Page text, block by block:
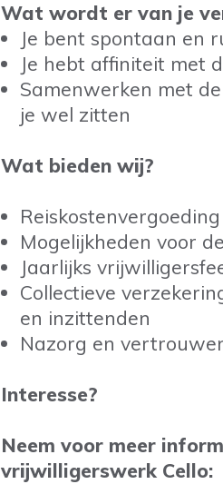
Wat wordt er van je
Je bent spontaan en
Je hebt affiniteit met
Samenwerken met
je wel zitten
Wat bieden wij?
Mogelijkheden voor
Jaarlijks
Collectieve
en inzittenden
Nazorg en
Interesse?
Neem voor meer
vrijwilligerswerk Cello: